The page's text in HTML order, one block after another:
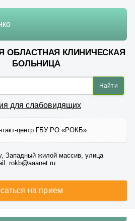
ОБЛАСТНАЯ КЛИНИЧЕСКАЯ
БОЛЬНИЦА
для слабовидящих
центр ГБУ РО «РОКБ»
Западный жилой массив, улица
rokb@aaanet.ru
на прием